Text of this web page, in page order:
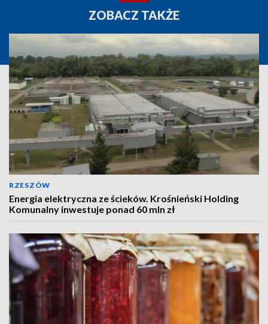
ZOBACZ TAKŻE
RZESZÓW
Energia elektryczna ze ścieków. Krośnieński Holding
Komunalny inwestuje ponad 60 mln zł